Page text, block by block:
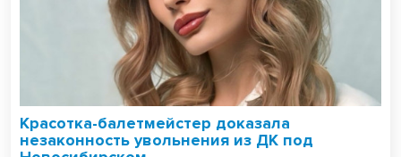
Красотка-балетмейстер доказала
незаконность увольнения из ДК под